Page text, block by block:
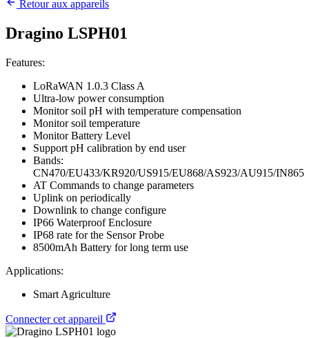
Retour aux appareils
Dragino LSPH01
Features:
LoRaWAN 1.0.3 Class A
Ultra-low power consumption
Monitor soil pH with temperature compensation
Monitor soil temperature
Monitor Battery Level
Support pH calibration by end user
Bands:
CN470/EU433/KR920/US915/EU868/AS923/AU915/IN865
AT Commands to change parameters
Uplink on periodically
Downlink to change configure
IP66 Waterproof Enclosure
IP68 rate for the Sensor Probe
8500mAh Battery for long term use
Applications:
Smart Agriculture
Connecter cet appareil